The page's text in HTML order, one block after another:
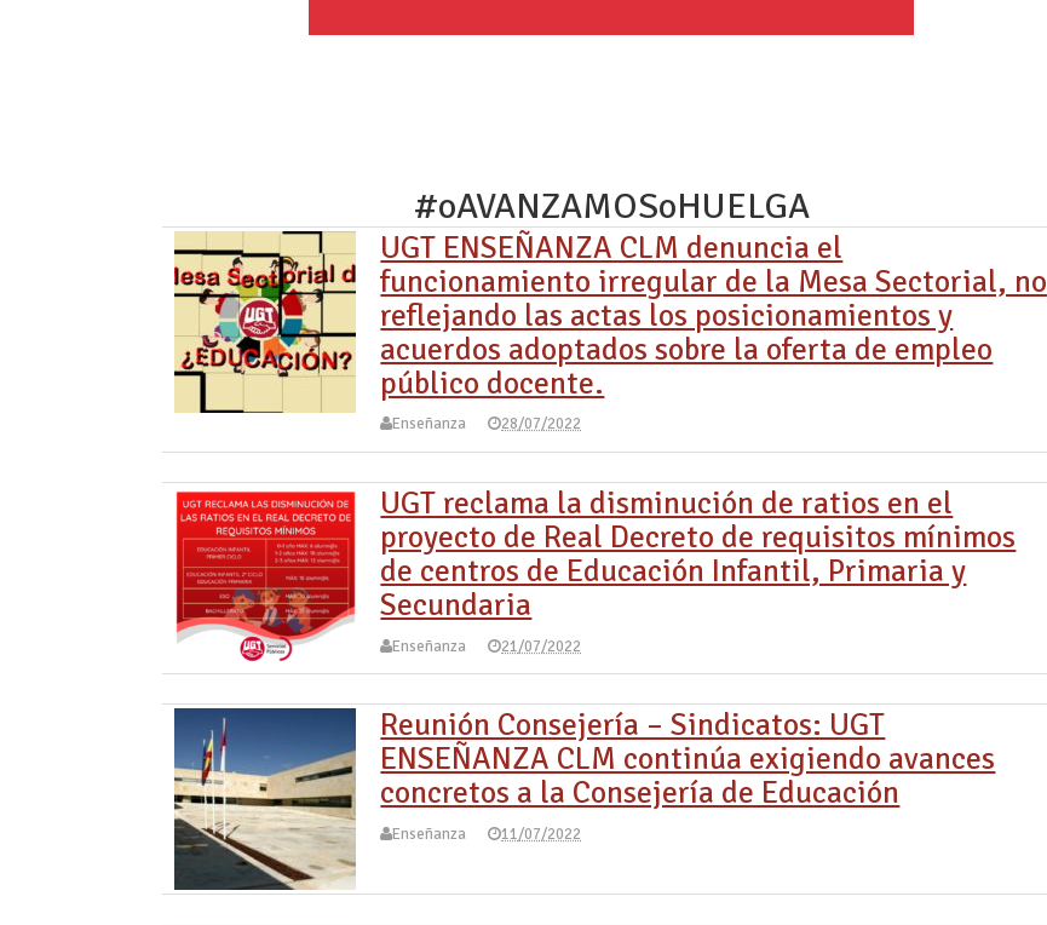
#oAVANZAMOSoHUELGA
UGT ENSEÑANZA CLM denuncia el
funcionamiento irregular de la Mesa Sectorial, no
reflejando las actas los posicionamientos y
acuerdos adoptados sobre la oferta de empleo
público docente.
Enseñanza 28/07/2022
UGT reclama la disminución de ratios en el
proyecto de Real Decreto de requisitos mínimos
de centros de Educación Infantil, Primaria y
Secundaria
Enseñanza 21/07/2022
Reunión Consejería – Sindicatos: UGT
ENSEÑANZA CLM continúa exigiendo avances
concretos a la Consejería de Educación
Enseñanza 11/07/2022